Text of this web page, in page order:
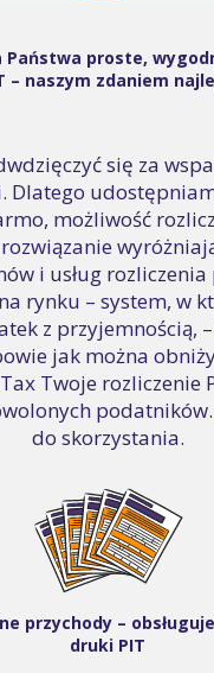
Państwa proste,
– naszym zdaniem
się za
Dlatego
możliwość
i usług
rynku – system, w
z przyjemnością,
jak można
Twoje rozliczenie
do skorzystania.
przychody –
druki PIT